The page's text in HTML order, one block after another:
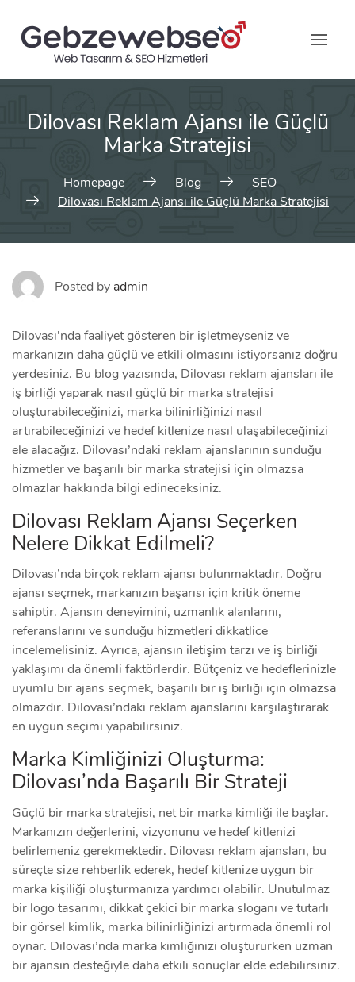
content
Dilovası Reklam Ajansı ile Güçlü
Marka Stratejisi
Homepage Blog
SEO
Dilovası Reklam Ajansı ile Güçlü Marka Stratejisi
Posted by admin
Dilovası’nda faaliyet gösteren bir işletmeyseniz ve
markanızın daha güçlü ve etkili olmasını istiyorsanız doğru
yerdesiniz. Bu blog yazısında, Dilovası reklam ajansları ile
iş birliği yaparak nasıl güçlü bir marka stratejisi
oluşturabileceğinizi, marka bilinirliğinizi nasıl
artırabileceğinizi ve hedef kitlenize nasıl ulaşabileceğinizi
ele alacağız. Dilovası’ndaki reklam ajanslarının sunduğu
hizmetler ve başarılı bir marka stratejisi için olmazsa
olmazlar hakkında bilgi edineceksiniz.
Dilovası Reklam Ajansı Seçerken
Nelere Dikkat Edilmeli?
Dilovası’nda birçok reklam ajansı bulunmaktadır. Doğru
ajansı seçmek, markanızın başarısı için kritik öneme
sahiptir. Ajansın deneyimini, uzmanlık alanlarını,
referanslarını ve sunduğu hizmetleri dikkatlice
incelemelisiniz. Ayrıca, ajansın iletişim tarzı ve iş birliği
yaklaşımı da önemli faktörlerdir. Bütçeniz ve hedeflerinizle
uyumlu bir ajans seçmek, başarılı bir iş birliği için olmazsa
olmazdır. Dilovası’ndaki reklam ajanslarını karşılaştırarak
en uygun seçimi yapabilirsiniz.
Marka Kimliğinizi Oluşturma:
Dilovası’nda Başarılı Bir Strateji
Güçlü bir marka stratejisi, net bir marka kimliği ile başlar.
Markanızın değerlerini, vizyonunu ve hedef kitlenizi
belirlemeniz gerekmektedir. Dilovası reklam ajansları, bu
süreçte size rehberlik ederek, hedef kitlenize uygun bir
marka kişiliği oluşturmanıza yardımcı olabilir. Unutulmaz
bir logo tasarımı, dikkat çekici bir marka sloganı ve tutarlı
bir görsel kimlik, marka bilinirliğinizi artırmada önemli rol
oynar. Dilovası’nda marka kimliğinizi oluştururken uzman
bir ajansın desteğiyle daha etkili sonuçlar elde edebilirsiniz.